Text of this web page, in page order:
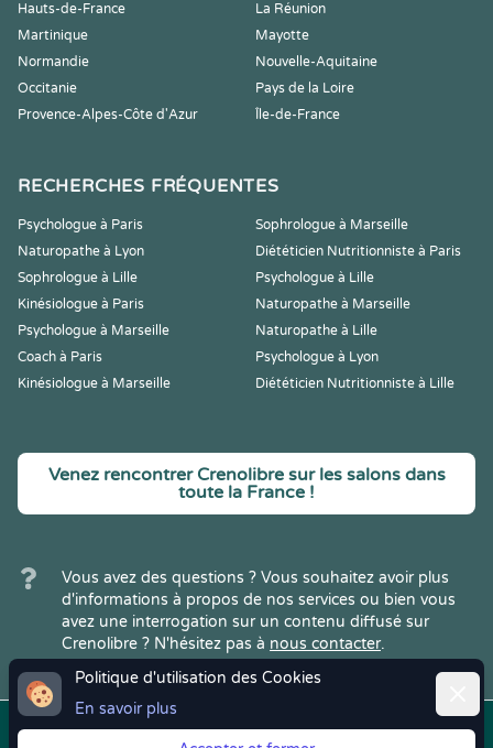
Politique d'utilisation des Cookies
En savoir plus
Hauts-de-France
La Réunion
Martinique
Mayotte
Normandie
Nouvelle-Aquitaine
Occitanie
Pays de la Loire
Provence-Alpes-Côte d'Azur
Île-de-France
RECHERCHES FRÉQUENTES
Psychologue à Paris
Sophrologue à Marseille
Naturopathe à Lyon
Diététicien Nutritionniste à Paris
Sophrologue à Lille
Psychologue à Lille
Kinésiologue à Paris
Naturopathe à Marseille
Psychologue à Marseille
Naturopathe à Lille
Coach à Paris
Psychologue à Lyon
Kinésiologue à Marseille
Diététicien Nutritionniste à Lille
Venez rencontrer Crenolibre sur les salons dans
toute la France !
Vous avez des questions ? Vous souhaitez avoir plus
d'informations à propos de nos services ou bien vous
avez une interrogation sur un contenu diffusé sur
Crenolibre ? N'hésitez pas à nous contacter.
Copyright © 2022Crenolibre, tous Mentions | CGV | RGPD